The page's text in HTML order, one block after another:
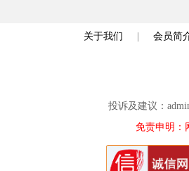
关于我们 会员简
投诉及建议：
免责申明：